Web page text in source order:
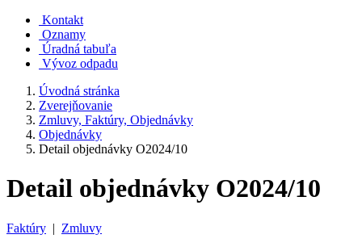
Kontakt
Oznamy
Úradná tabuľa
Vývoz odpadu
Úvodná stránka
Zverejňovanie
Zmluvy, Faktúry, Objednávky
Objednávky
Detail objednávky O2024/10
Detail objednávky O2024/10
Faktúry | Zmluvy